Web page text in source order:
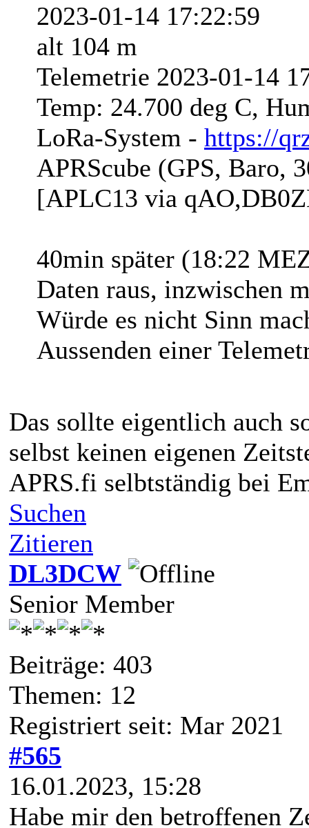
2023-01-14 17:22:59
alt 104 m
Telemetrie 2023-01-14
Temp: 24.700 deg C,
LoRa-System - https://
APRScube (GPS, Baro,
[APLC13 via
40min später (18:22
Daten raus, inzwischen
Würde es nicht Sinn
Aussenden einer
Das sollte eigentlich auch
selbst keinen eigenen
APRS.fi selbtständig bei
Suchen
Zitieren
DL3DCW
Senior Member
Beiträge: 403
Themen: 12
Registriert seit: Mar 2021
#565
16.01.2023, 15:28
Habe mir den betroffenen